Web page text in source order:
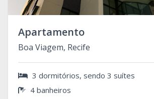
Apartamento
Boa Viagem, Recife
3 dormitórios, sendo 3 suítes
4 banheiros